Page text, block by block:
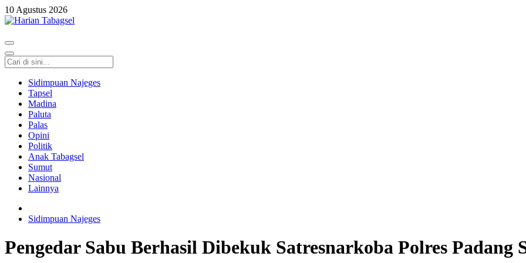
10 Agustus 2026
Sidimpuan Najeges
Tapsel
Madina
Paluta
Palas
Opini
Politik
Anak Tabagsel
Sumut
Nasional
Lainnya
Sidimpuan Najeges
Pengedar Sabu Berhasil Dibekuk Satresnarkoba Polres Padang